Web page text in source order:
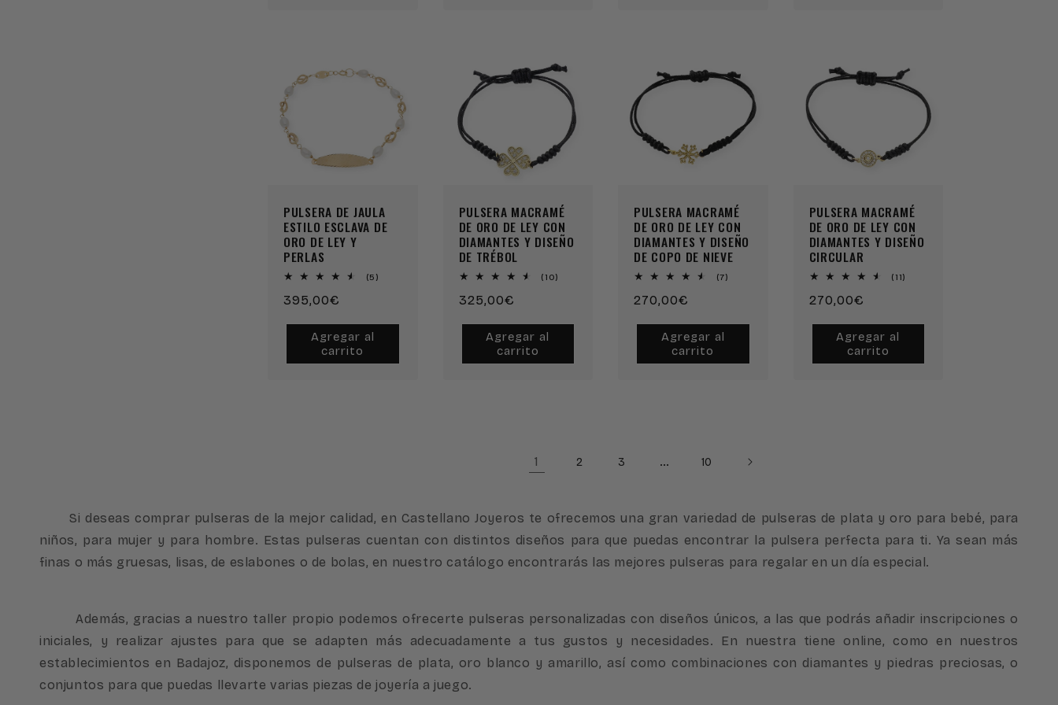
PULSERA DE JAULA
ESTILO ESCLAVA DE
ORO DE LEY Y
PERLAS
(5)
Precio
395,00€
Agregar al
carrito
PULSERA MACRAMÉ
DE ORO DE LEY CON
DIAMANTES Y DISEÑO
DE TRÉBOL
(10)
Precio
325,00€
Agregar al
carrito
PULSERA MACRAMÉ
DE ORO DE LEY CON
DIAMANTES Y DISEÑO
DE COPO DE NIEVE
(7)
Precio
270,00€
Agregar al
carrito
PULSERA MACRAMÉ
DE ORO DE LEY CON
DIAMANTES Y DISEÑO
CIRCULAR
(11)
Precio
270,00€
Agregar al
carrito
1 2 3 … 10
Si deseas comprar pulseras de la mejor calidad, en Castellano Joyeros te ofrecemos una gran variedad de pulseras de plata y oro para bebé, para
niños, para mujer y para hombre. Estas pulseras cuentan con distintos diseños para que puedas encontrar la pulsera perfecta para ti. Ya sean más
finas o más gruesas, lisas, de eslabones o de bolas, en nuestro catálogo encontrarás las mejores pulseras para regalar en un día especial.
Además, gracias a nuestro taller propio podemos ofrecerte pulseras personalizadas con diseños únicos, a las que podrás añadir inscripciones o
iniciales, y realizar ajustes para que se adapten más adecuadamente a tus gustos y necesidades. En nuestra tiene online, como en nuestros
establecimientos en Badajoz, disponemos de pulseras de plata, oro blanco y amarillo, así como combinaciones con diamantes y piedras preciosas, o
conjuntos para que puedas llevarte varias piezas de joyería a juego.